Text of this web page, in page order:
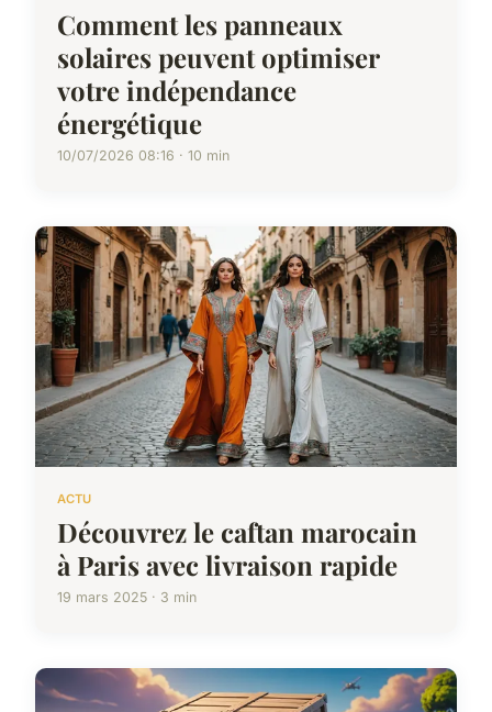
Comment les panneaux
solaires peuvent optimiser
votre indépendance
énergétique
10/07/2026 08:16 · 10 min
ACTU
Découvrez le caftan marocain
à Paris avec livraison rapide
19 mars 2025 · 3 min